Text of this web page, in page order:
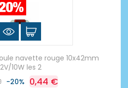
navette rouge 10x42mm
10W les 2
-20% 0,44 €